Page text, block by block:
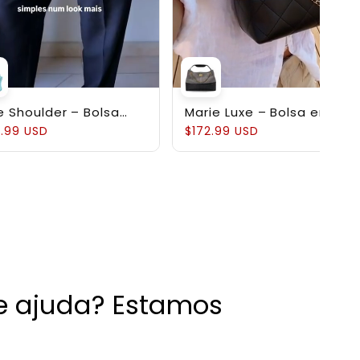
Shoulder – Bolsa
em Couro
USD
Marie Luxe – Bolsa em
Couro Genuíno
$172.99 USD
ajuda? Estamos